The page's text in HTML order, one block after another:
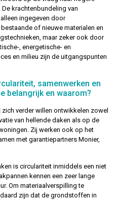
krachtenbundeling van
ingegeven door
of nieuwe materialen en
maar zeker ook door
, energetische- en
en milieu zijn de uitgangspunten
samenwerken en
belangrijk en waarom?
verder willen ontwikkelen zowel
van hellende daken als op de
Zij werken ook op het
met garantiepartners Monier,
is circulariteit inmiddels een niet
kennen een zeer lange
Om materiaalverspilling te
zijn dat de grondstoffen in